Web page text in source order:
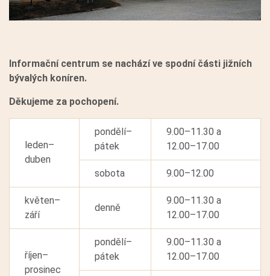
Informační centrum se nachází ve spodní části jižních
bývalých koníren.
Děkujeme za pochopení.
leden–
duben
pondělí–
pátek
9.00–11.30 a
12.00–17.00
sobota 9.00–12.00
květen–
září
denně
9.00–11.30 a
12.00–17.00
říjen–
prosinec
pondělí–
pátek
9.00–11.30 a
12.00–17.00